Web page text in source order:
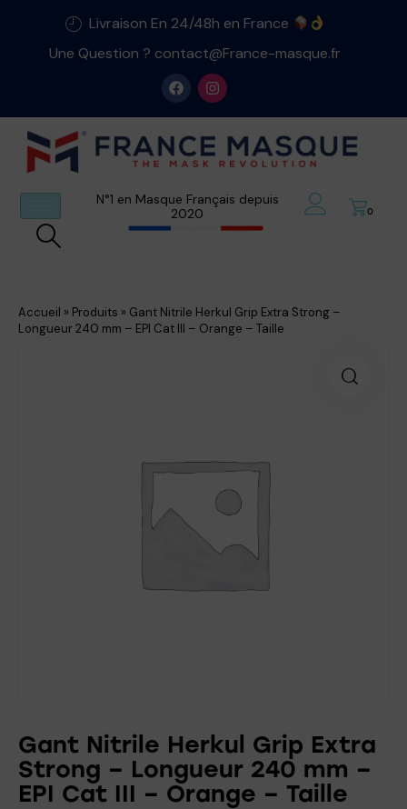
Livraison En 24/48h en France
Une Question ? contact@France-masque.fr
N°1 en Masque Français depuis
2020
0
Accueil » Produits » Gant Nitrile Herkul Grip Extra Strong –
Longueur 240 mm – EPI Cat III – Orange – Taille
Gant Nitrile Herkul Grip Extra
Strong – Longueur 240 mm –
EPI Cat III – Orange – Taille